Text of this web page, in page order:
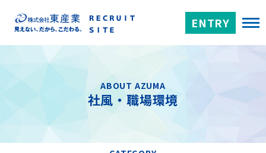
ENTRY
ABOUT AZUMA
社風・職場環境